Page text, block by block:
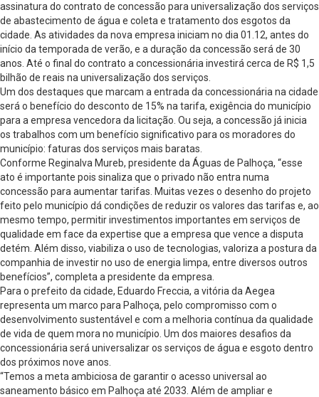
assinatura do contrato de concessão para universalização dos serviços
de abastecimento de água e coleta e tratamento dos esgotos da
cidade. As atividades da nova empresa iniciam no dia 01.12, antes do
início da temporada de verão, e a duração da concessão será de 30
anos. Até o final do contrato a concessionária investirá cerca de R$ 1,5
bilhão de reais na universalização dos serviços.
Um dos destaques que marcam a entrada da concessionária na cidade
será o benefício do desconto de 15% na tarifa, exigência do município
para a empresa vencedora da licitação. Ou seja, a concessão já inicia
os trabalhos com um benefício significativo para os moradores do
município: faturas dos serviços mais baratas.
Conforme Reginalva Mureb, presidente da Águas de Palhoça, “esse
ato é importante pois sinaliza que o privado não entra numa
concessão para aumentar tarifas. Muitas vezes o desenho do projeto
feito pelo município dá condições de reduzir os valores das tarifas e, ao
mesmo tempo, permitir investimentos importantes em serviços de
qualidade em face da expertise que a empresa que vence a disputa
detém. Além disso, viabiliza o uso de tecnologias, valoriza a postura da
companhia de investir no uso de energia limpa, entre diversos outros
benefícios”, completa a presidente da empresa.
Para o prefeito da cidade, Eduardo Freccia, a vitória da Aegea
representa um marco para Palhoça, pelo compromisso com o
desenvolvimento sustentável e com a melhoria contínua da qualidade
de vida de quem mora no município. Um dos maiores desafios da
concessionária será universalizar os serviços de água e esgoto dentro
dos próximos nove anos.
“Temos a meta ambiciosa de garantir o acesso universal ao
saneamento básico em Palhoça até 2033. Além de ampliar e